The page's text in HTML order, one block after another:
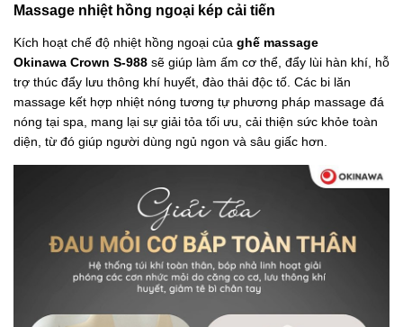
Massage nhiệt hồng ngoại kép cải tiến
Kích hoạt chế độ nhiệt hồng ngoại của ghế massage
Okinawa Crown S-988 sẽ giúp làm ấm cơ thể, đẩy lùi hàn khí, hỗ
trợ thúc đẩy lưu thông khí huyết, đào thải độc tố. Các bi lăn
massage kết hợp nhiệt nóng tương tự phương pháp massage đá
nóng tại spa, mang lại sự giải tỏa tối ưu, cải thiện sức khỏe toàn
diện, từ đó giúp người dùng ngủ ngon và sâu giấc hơn.